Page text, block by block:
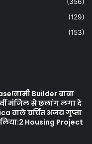
(356)
(129)
(153)
Builder बाबा
मंजिल से छलांग लगा दे
वाले चर्चित अजय गुप्ता
Housing Project